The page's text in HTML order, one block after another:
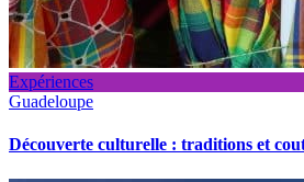
Expériences
Guadeloupe
Découverte culturelle : traditions et